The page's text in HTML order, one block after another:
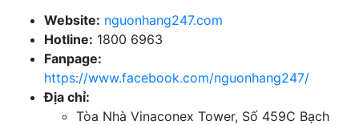
Website: nguonhang247.com
Hotline: 1800 6963
Fanpage:
https://www.facebook.com/nguonhang247/
Địa chỉ:
Tòa Nhà Vinaconex Tower, Số 459C Bạch